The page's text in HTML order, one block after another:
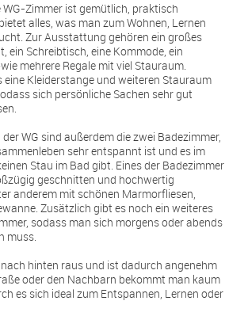
WG-Zimmer ist gemütlich, praktisch
alles, was man zum Wohnen, Lernen
Zur Ausstattung gehören ein großes
ein Schreibtisch, eine Kommode, ein
mehrere Regale mit viel Stauraum.
eine Kleiderstange und weiteren Stauraum
sich persönliche Sachen sehr gut
WG sind außerdem die zwei Badezimmer,
sehr entspannt ist und es im
Stau im Bad gibt. Eines der Badezimmer
geschnitten und hochwertig
anderem mit schönen Marmorfliesen,
Zusätzlich gibt es noch ein weiteres
sodass man sich morgens oder abends
muss.
hinten raus und ist dadurch angenehm
oder den Nachbarn bekommt man kaum
es sich ideal zum Entspannen, Lernen oder